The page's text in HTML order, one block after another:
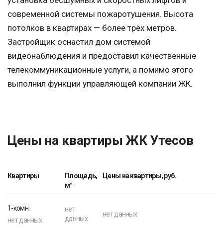
современной системы пожаротушения. Высота
потолков в квартирах — более трёх метров.
Застройщик оснастил дом системой
видеонаблюдения и предоставил качественные
телекоммуникационные услуги, а помимо этого
выполнил функции управляющей компании ЖК.
Цены на квартиры ЖК Утесов
Квартиры
Площадь,
м²
Цены на квартиры, руб.
1-комн.
нет данных
нет
данных
нет данных